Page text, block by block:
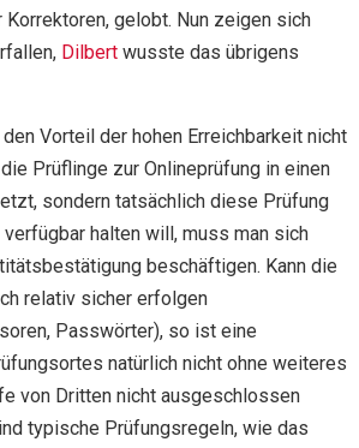
Korrektoren, gelobt. Nun zeigen sich
Dilbert wusste das übrigens
Vorteil der hohen Erreichbarkeit nicht
Prüflinge zur Onlineprüfung in einen
sondern tatsächlich diese Prüfung
halten will, muss man sich
beschäftigen. Kann die
relativ sicher erfolgen
Passwörter), so ist eine
natürlich nicht ohne weiteres
von Dritten nicht ausgeschlossen
typische Prüfungsregeln, wie das